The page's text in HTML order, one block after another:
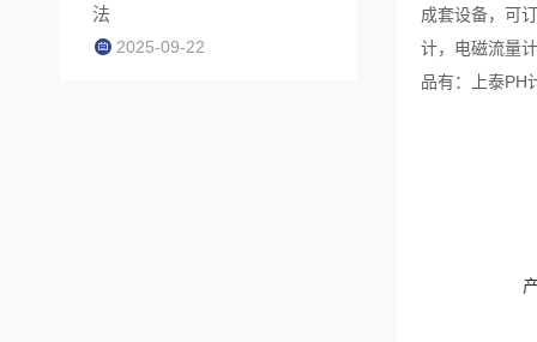
成套设备，可
计，电磁流量
品有：上泰PH
法
2025-09-22